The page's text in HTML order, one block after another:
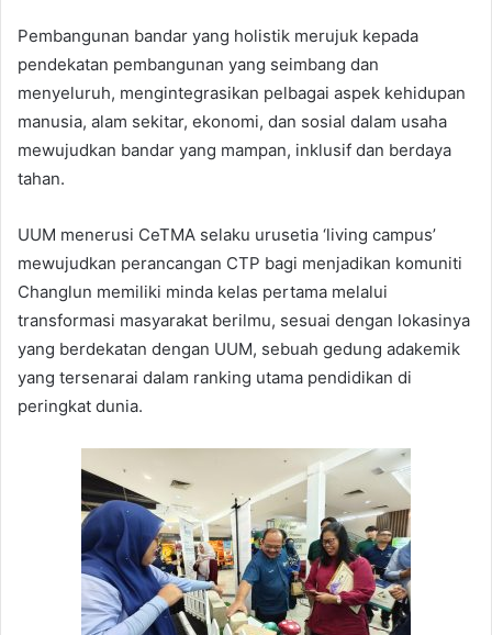
Pembangunan bandar yang holistik merujuk kepada
pendekatan pembangunan yang seimbang dan
menyeluruh, mengintegrasikan pelbagai aspek kehidupan
manusia, alam sekitar, ekonomi, dan sosial dalam usaha
mewujudkan bandar yang mampan, inklusif dan berdaya
tahan.
UUM menerusi CeTMA selaku urusetia ‘living campus’
mewujudkan perancangan CTP bagi menjadikan komuniti
Changlun memiliki minda kelas pertama melalui
transformasi masyarakat berilmu, sesuai dengan lokasinya
yang berdekatan dengan UUM, sebuah gedung adakemik
yang tersenarai dalam ranking utama pendidikan di
peringkat dunia.